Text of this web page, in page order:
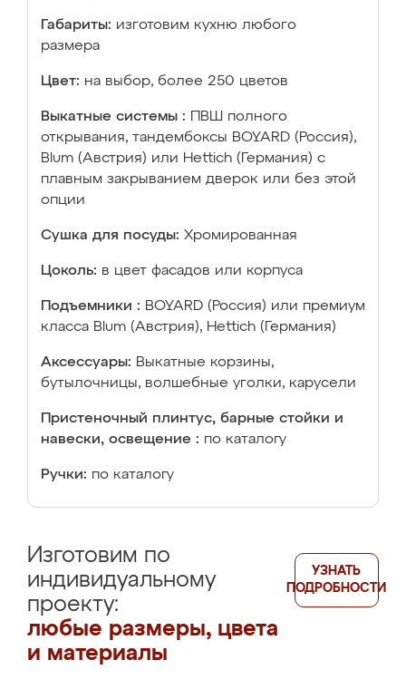
Габариты: изготовим кухню любого
размера
Цвет: на выбор, более 250 цветов
Выкатные системы :
ПВШ полного
открывания, тандембоксы BOYARD (Россия),
Blum (Австрия) или Hettich (Германия) с
плавным закрыванием дверок или без этой
опции
Сушка для посуды: Хромированная
Цоколь: в цвет фасадов или корпуса
Подъемники : BOYARD (Россия) или премиум
класса Blum (Австрия), Hettich (Германия)
Аксессуары: Выкатные корзины,
бутылочницы, волшебные уголки, карусели
Пристеночный плинтус, барные стойки и
навески, освещение : по каталогу
Ручки: по каталогу
Изготовим по
индивидуальному
проекту:
любые размеры, цвета
и материалы
УЗНАТЬ
ПОДРОБНОСТИ